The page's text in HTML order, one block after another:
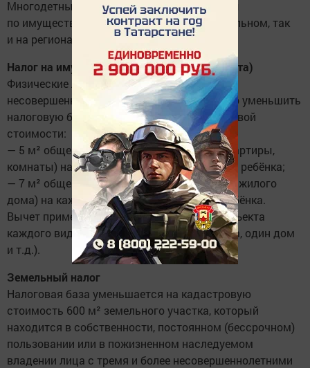
Многодетные семьи могут получать льготы
по имущественным налогам как на федеральном, так
и на региональном уровнях.
Налог на имущество (квартира, дом, комната)
Физические лица с тремя и более
несовершеннолетними детьми имеют право уменьшить
налоговую базу на сумму, равную кадастровой
стоимости:
— 5 м² общей площади квартиры (части квартиры,
комнаты) на каждого несовершеннолетнего ребёнка;
— 7 м² общей площади жилого дома (части жилого
дома) на каждого несовершеннолетнего ребёнка.
Вычет применяется в отношении одного объекта
каждого вида (одна квартира, одна комната, один дом
и т.д.).
Земельный налог
Налоговая база уменьшается на кадастровую
стоимость 600 м² земельного участка, который
находится в собственности, постоянном (бессрочном)
пользовании или в пожизненном наследуемом
владении лица с тремя и более несовершеннолетними